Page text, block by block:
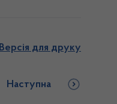
Версія для друку
Наступна